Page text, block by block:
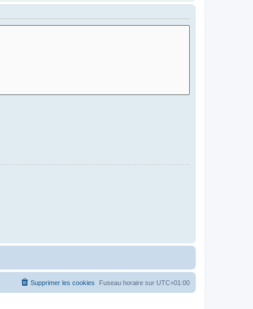
Fuseau horaire sur UTC+01:00
Supprimer les cookies